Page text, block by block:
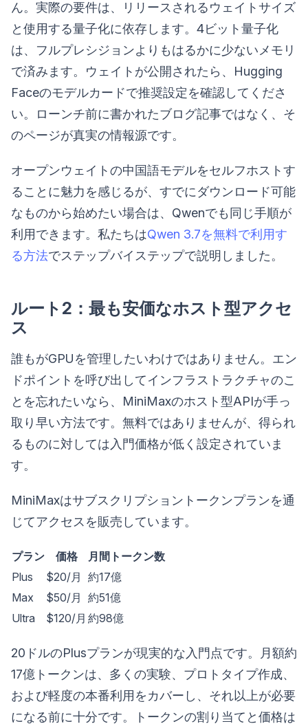
ん。実際の要件は、リリースされるウェイトサイズ
と使用する量子化に依存します。4ビット量子化
は、フルプレシジョンよりもはるかに少ないメモリ
で済みます。ウェイトが公開されたら、Hugging
Faceのモデルカードで推奨設定を確認してくださ
い。ローンチ前に書かれたブログ記事ではなく、そ
のページが真実の情報源です。
オープンウェイトの中国語モデルをセルフホストす
ることに魅力を感じるが、すでにダウンロード可能
なものから始めたい場合は、Qwenでも同じ手順が
利用できます。私たちはQwen 3.7を無料で利用す
る方法でステップバイステップで説明しました。
ルート2：最も安価なホスト型アクセ
ス
誰もがGPUを管理したいわけではありません。エン
ドポイントを呼び出してインフラストラクチャのこ
とを忘れたいなら、MiniMaxのホスト型APIが手っ
取り早い方法です。無料ではありませんが、得られ
るものに対しては入門価格が低く設定されていま
す。
MiniMaxはサブスクリプショントークンプランを通
じてアクセスを販売しています。
プラン 価格
月間トークン数
Plus
$20/月 約17億
Max
$50/月 約51億
Ultra
$120/月 約98億
20ドルのPlusプランが現実的な入門点です。月額約
17億トークンは、多くの実験、プロトタイプ作成、
および軽度の本番利用をカバーし、それ以上が必要
になる前に十分です。トークンの割り当てと価格は